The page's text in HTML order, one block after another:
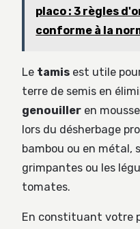
placo : 3 règles
conforme à la
Le tamis est utile
terre de semis en
genouiller en
lors du désherbage
bambou ou en métal,
grimpantes ou les
tomates.
En constituant votre